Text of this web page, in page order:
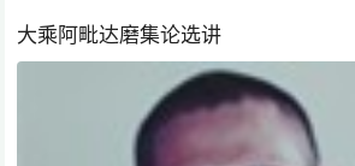
大乘阿毗达磨集论选讲